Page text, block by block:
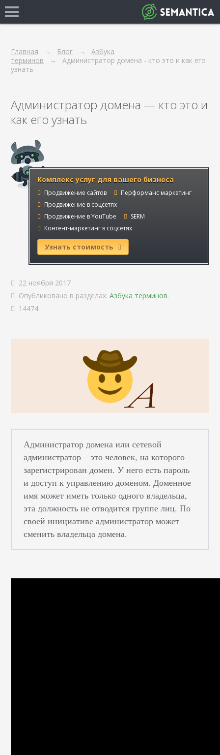
Главная Блог
Азбука
терминов
Администратор домена - кто это и как его
узнать
Администратор домена — кто это и
как его узнать
Комплекс услуг для вашего бизнеса
Продвижение сайтов
Перформанс маркетинг
Продвижение в соцсетях
Продвижение в YouTube
SERM
Контент-маркетинг в соцсетях
Узнать стоимость
22 ноября 2017
Опубликовано в разделах: Азбука терминов.
14474
Администратор домена или сетевой
администратор – это человек, на которого
зарегистрирован домен. У него есть пароль
и доступ к управлению доменом. Доменное
имя может иметь только одного владельца,
эта должность не отводится группе лиц. По
своей инициативе администратор может
сменить владельца домена.